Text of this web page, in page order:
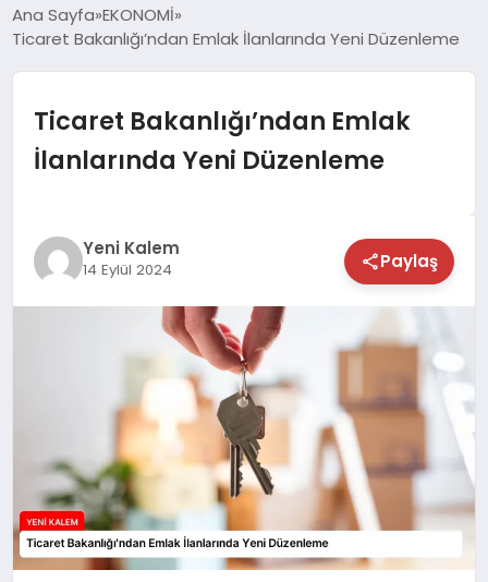
DÜNYA
EKONOMİ
TEKNOLOJİ
Ana Sayfa EKONOMİ
Ticaret Bakanlığı’ndan Emlak İlanlarında Yeni Düzenleme
Ticaret Bakanlığı’ndan Emlak
İlanlarında Yeni Düzenleme
Yeni Kalem
14 Eylül 2024 Paylaş